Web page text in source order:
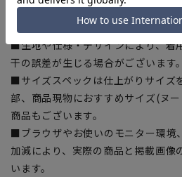
■ゆとり感には個人差があります。
入の目安としてご利用ください。
■生地や仕様・デザインにより、着
干の誤差が生じる場合がございます
■サイズスペックは仕上がりサイズ
部、商品現物におすすめサイズ(ヌ
商品もございます。
■ブラウザやお使いのモニター環境
加減により、実際の商品と掲載画像
います。